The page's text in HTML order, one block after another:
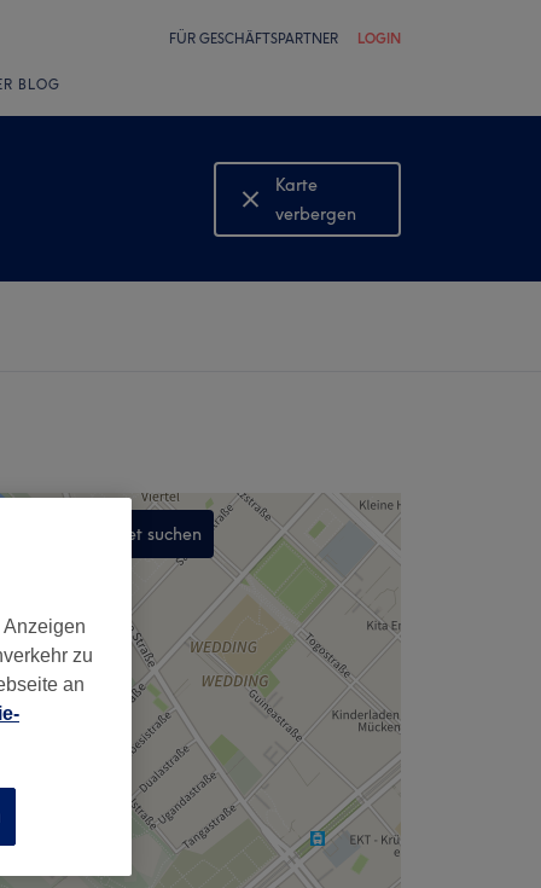
FÜR GESCHÄFTSPARTNER LOGIN
BLOG
Karte
verbergen
Karte
In diesem Gebiet suchen
zu
an